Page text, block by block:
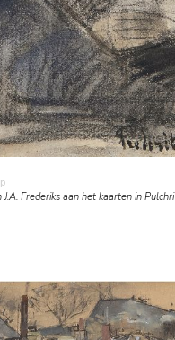
Frederiks aan het kaarten in Pulchri